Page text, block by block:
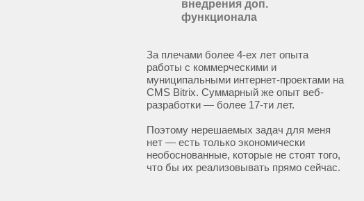
внедрения доп.
функционала
За плечами более 4-ех лет опыта
работы с коммерческими и
муниципальными интернет-проектами на
CMS Bitrix. Суммарный же опыт веб-
разработки — более 17-ти лет.
Поэтому нерешаемых задач для меня
нет — есть только экономически
необоснованные, которые не стоят того,
что бы их реализовывать прямо сейчас.